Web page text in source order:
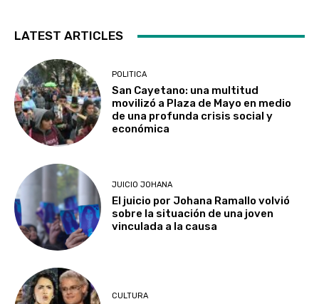
LATEST ARTICLES
POLITICA
San Cayetano: una multitud
movilizó a Plaza de Mayo en medio
de una profunda crisis social y
económica
JUICIO JOHANA
El juicio por Johana Ramallo volvió
sobre la situación de una joven
vinculada a la causa
CULTURA